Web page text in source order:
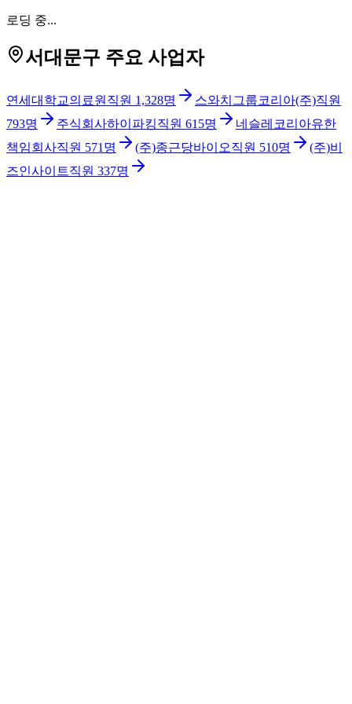
로딩 중...
서대문구 주요 사업자
연세대학교의료원 직원 1,328명 스와치그룹코리아(주)직원
793명 주식회사하이파킹직원 615명
네슬레코리아유한
책임회사직원 571 명 (주)종근당바이오직원 510명
(주)비
즈인사이트직원 337명